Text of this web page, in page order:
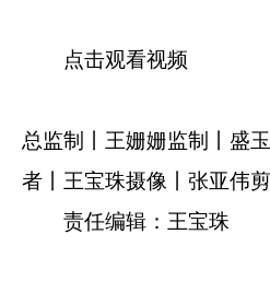
点击观看视频
总监制丨王姗姗监制丨盛
者丨王宝珠摄像丨张亚伟
责任编辑：王宝珠